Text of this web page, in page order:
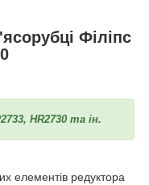
Філіпс
HR2730 та ін.
елементів редуктора